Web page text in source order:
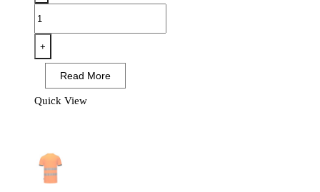
V-
ringad
meshinsats
T-
+
Read More
Quick View